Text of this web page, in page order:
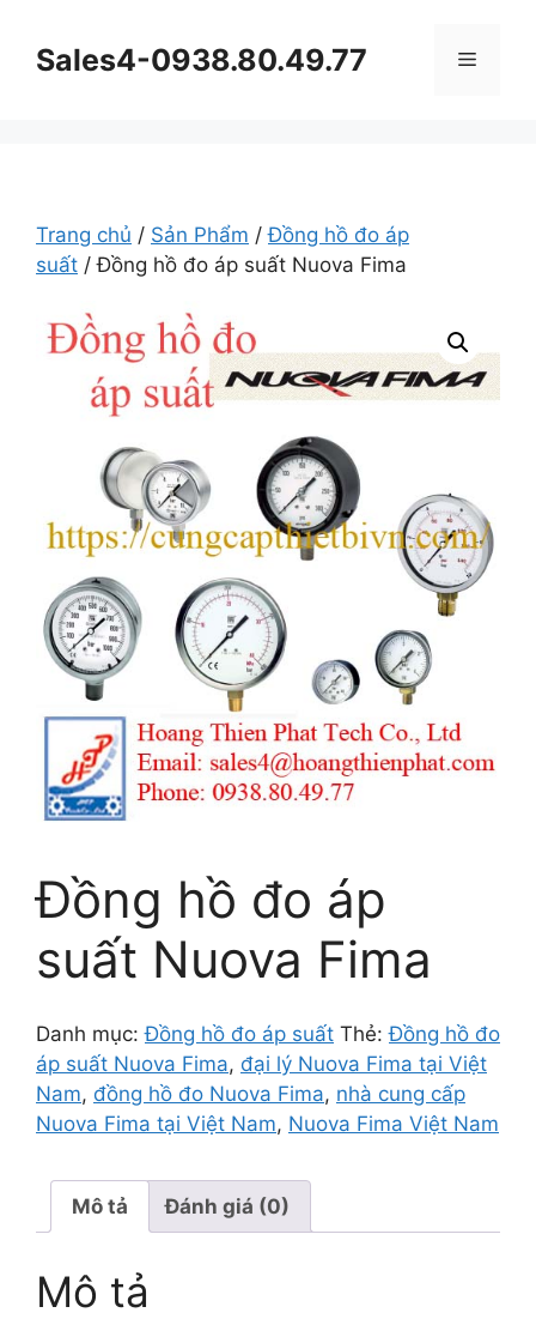
Sales4-0938.80.49.77 Menu
Trang chủ / Sản Phẩm /Đồng hồ đo áp
suất / Đồng hồ đo áp suất Nuova Fima
Đồng hồ đo áp
suất Nuova Fima
Danh mục:Đồng hồ đo áp suất Thẻ:Đồng hồ đo
áp suất Nuova Fima, đại lý Nuova Fima tại Việt
Nam, đồng hồ đo Nuova Fima, nhà cung cấp
Nuova Fima tại Việt Nam, Nuova Fima Việt Nam
Mô tả Đánh giá (0)
Mô tả